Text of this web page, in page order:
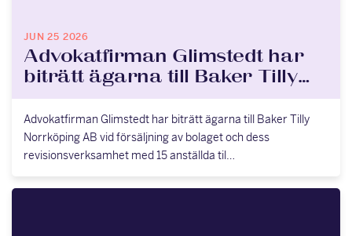
JUN 25 2026
Advokatfirman Glimstedt har
biträtt ägarna till Baker Tilly…
Advokatfirman Glimstedt har biträtt ägarna till Baker Tilly
Norrköping AB vid försäljning av bolaget och dess
revisionsverksamhet med 15 anställda til…